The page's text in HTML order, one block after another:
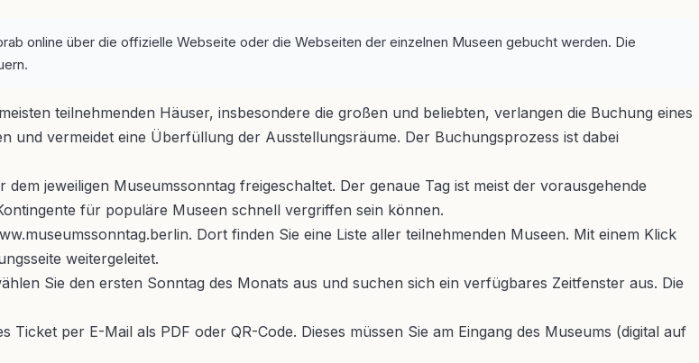
online über die offizielle Webseite oder die Webseiten der einzelnen Museen gebucht werden. Die
teilnehmenden Häuser, insbesondere die großen und beliebten, verlangen die Buchung eines
und vermeidet eine Überfüllung der Ausstellungsräume. Der Buchungsprozess ist dabei
jeweiligen Museumssonntag freigeschaltet. Der genaue Tag ist meist der vorausgehende
für populäre Museen schnell vergriffen sein können.
Dort finden Sie eine Liste aller teilnehmenden Museen. Mit einem Klick
weitergeleitet.
Sie den ersten Sonntag des Monats aus und suchen sich ein verfügbares Zeitfenster aus. Die
per E-Mail als PDF oder QR-Code. Dieses müssen Sie am Eingang des Museums (digital auf